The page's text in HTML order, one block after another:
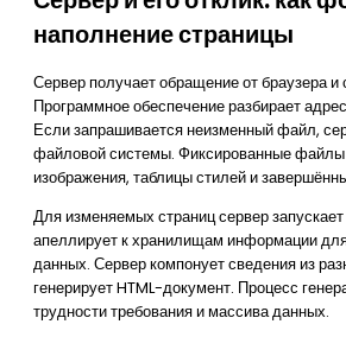
наполнение страницы
Сервер получает обращение от браузера и
Программное обеспечение разбирает
Если запрашивается неизменный файл,
файловой системы. Фиксированные
изображения, таблицы стилей и
Для изменяемых страниц сервер
апеллирует к хранилищам информации
данных. Сервер компонует сведения из
генерирует HTML-документ. Процесс
трудности требования и массива данных.